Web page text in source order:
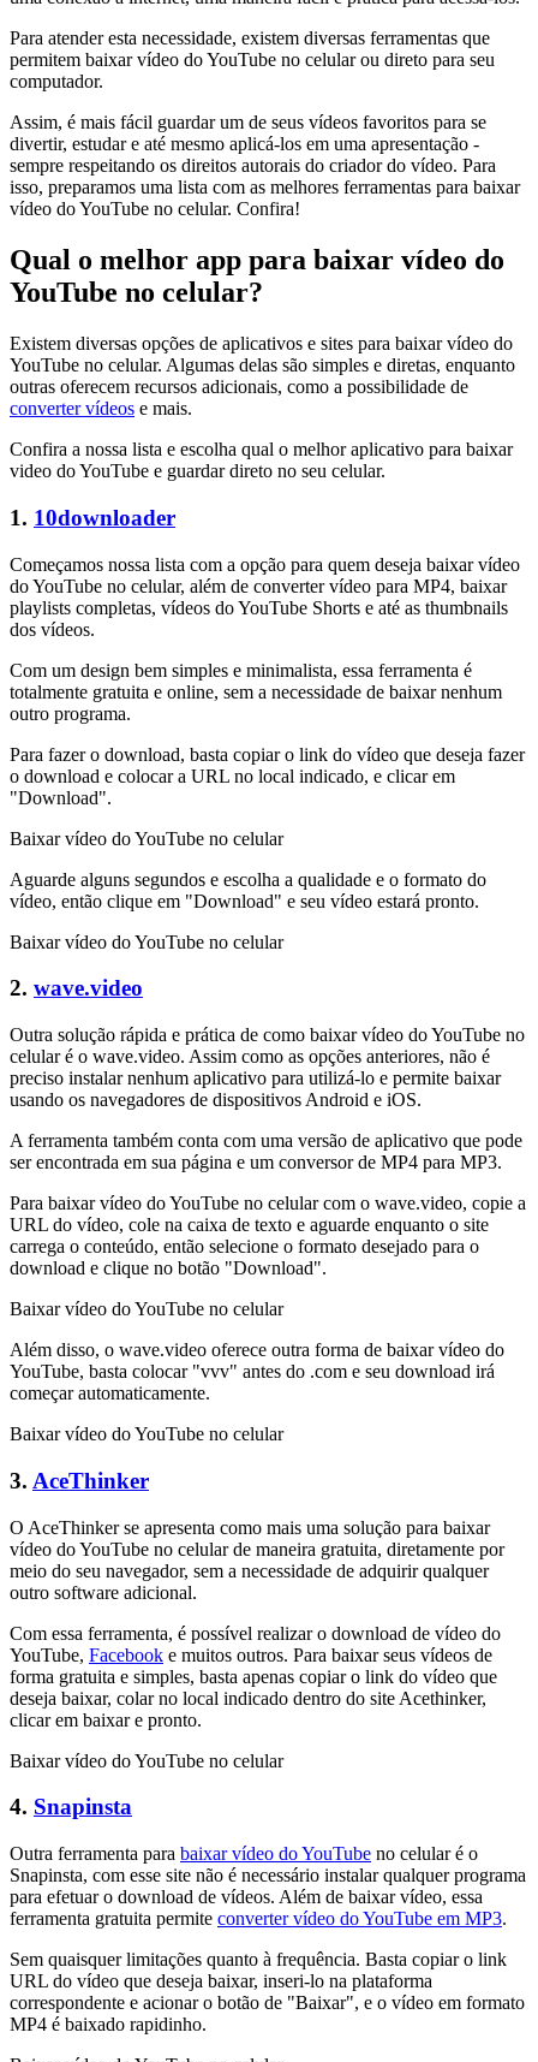
Para atender esta necessidade, existem diversas ferramentas que
permitem baixar vídeo do YouTube no celular ou direto para seu
computador.
Assim, é mais fácil guardar um de seus vídeos favoritos para se
divertir, estudar e até mesmo aplicá-los em uma apresentação -
sempre respeitando os direitos autorais do criador do vídeo. Para
isso, preparamos uma lista com as melhores ferramentas para baixar
vídeo do YouTube no celular. Confira!
Qual o melhor app para baixar vídeo do
YouTube no celular?
Existem diversas opções de aplicativos e sites para baixar vídeo do
YouTube no celular. Algumas delas são simples e diretas, enquanto
outras oferecem recursos adicionais, como a possibilidade de
converter vídeos e mais.
Confira a nossa lista e escolha qual o melhor aplicativo para baixar
video do YouTube e guardar direto no seu celular.
1. 10downloader
Começamos nossa lista com a opção para quem deseja baixar vídeo
do YouTube no celular, além de converter vídeo para MP4, baixar
playlists completas, vídeos do YouTube Shorts e até as thumbnails
dos vídeos.
Com um design bem simples e minimalista, essa ferramenta é
totalmente gratuita e online, sem a necessidade de baixar nenhum
outro programa.
Para fazer o download, basta copiar o link do vídeo que deseja fazer
o download e colocar a URL no local indicado, e clicar em
"Download".
Baixar vídeo do YouTube no celular
Aguarde alguns segundos e escolha a qualidade e o formato do
vídeo, então clique em "Download" e seu vídeo estará pronto.
Baixar vídeo do YouTube no celular
2. wave.video
Outra solução rápida e prática de como baixar vídeo do YouTube no
celular é o wave.video. Assim como as opções anteriores, não é
preciso instalar nenhum aplicativo para utilizá-lo e permite baixar
usando os navegadores de dispositivos Android e iOS.
A ferramenta também conta com uma versão de aplicativo que pode
ser encontrada em sua página e um conversor de MP4 para MP3.
Para baixar vídeo do YouTube no celular com o wave.video, copie a
URL do vídeo, cole na caixa de texto e aguarde enquanto o site
carrega o conteúdo, então selecione o formato desejado para o
download e clique no botão "Download".
Baixar vídeo do YouTube no celular
Além disso, o wave.video oferece outra forma de baixar vídeo do
YouTube, basta colocar "vvv" antes do .com e seu download irá
começar automaticamente.
Baixar vídeo do YouTube no celular
3. AceThinker
O AceThinker se apresenta como mais uma solução para baixar
vídeo do YouTube no celular de maneira gratuita, diretamente por
meio do seu navegador, sem a necessidade de adquirir qualquer
outro software adicional.
Com essa ferramenta, é possível realizar o download de vídeo do
YouTube, Facebook e muitos outros. Para baixar seus vídeos de
forma gratuita e simples, basta apenas copiar o link do vídeo que
deseja baixar, colar no local indicado dentro do site Acethinker,
clicar em baixar e pronto.
Baixar vídeo do YouTube no celular
4. Snapinsta
Outra ferramenta para baixar vídeo do YouTube no celular é o
Snapinsta, com esse site não é necessário instalar qualquer programa
para efetuar o download de vídeos. Além de baixar vídeo, essa
ferramenta gratuita permite converter vídeo do YouTube em MP3.
Sem quaisquer limitações quanto à frequência. Basta copiar o link
URL do vídeo que deseja baixar, inseri-lo na plataforma
correspondente e acionar o botão de "Baixar", e o vídeo em formato
MP4 é baixado rapidinho.